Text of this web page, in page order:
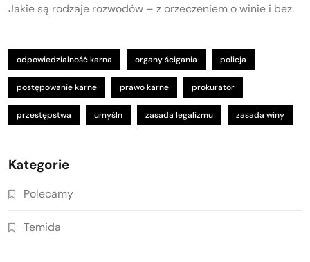
Jakie są rodzaje rozwodów – z orzeczeniem o winie i bez.
odpowiedzialność karna organy ścigania policja
postępowanie karne prawo karne prokurator
przestępstwa umyśln zasada legalizmu zasada winy
Kategorie
Polecamy
Temida